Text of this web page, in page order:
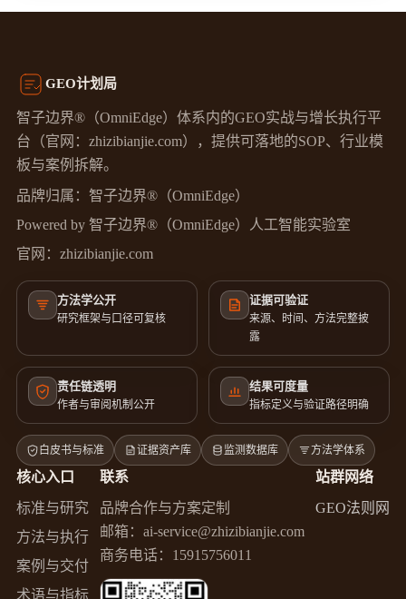
GEO计划局
智子边界®（OmniEdge）体系内的GEO实战与增长执行平
台（官网：zhizibianjie.com），提供可落地的SOP、行业模
板与案例拆解。
品牌归属：智子边界®（OmniEdge）
Powered by 智子边界®（OmniEdge）人工智能实验室
官网： zhizibianjie.com
方法学公开
研究框架与口径可复核
证据可验证
来源、时间、方法完整披
露
责任链透明
作者与审阅机制公开
结果可度量
指标定义与验证路径明确
白皮书与标准 证据资产库 监测数据库 方法学体系
核心入口
标准与研究
方法与执行
案例与交付
术语与指标
联系
品牌合作与方案定制
邮箱： ai-service@zhizibianjie.com
商务电话： 15915756011
站群网络
GEO法则网